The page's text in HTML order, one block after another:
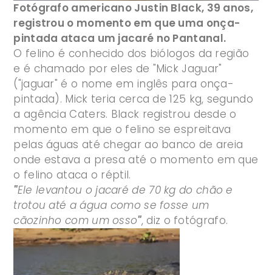
Fotógrafo americano Justin Black, 39 anos,
registrou o momento em que uma onça-
pintada ataca um jacaré no Pantanal.
O felino é conhecido dos biólogos da região
e é chamado por eles de "Mick Jaguar"
("jaguar" é o nome em inglês para onça-
pintada). Mick teria cerca de 125 kg, segundo
a agência Caters. Black registrou desde o
momento em que o felino se espreitava
pelas águas até chegar ao banco de areia
onde estava a presa até o momento em que
o felino ataca o réptil.
"Ele levantou o jacaré de 70 kg do chão e
trotou até a água como se fosse um
cãozinho com um osso", diz o fotógrafo.